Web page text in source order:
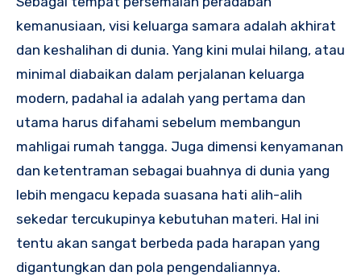
kemanusiaan, visi keluarga samara adalah akhirat
dan keshalihan di dunia. Yang kini mulai hilang, atau
minimal diabaikan dalam perjalanan keluarga
modern, padahal ia adalah yang pertama dan
utama harus difahami sebelum membangun
mahligai rumah tangga. Juga dimensi kenyamanan
dan ketentraman sebagai buahnya di dunia yang
lebih mengacu kepada suasana hati alih-alih
sekedar tercukupinya kebutuhan materi. Hal ini
tentu akan sangat berbeda pada harapan yang
digantungkan dan pola pengendaliannya.